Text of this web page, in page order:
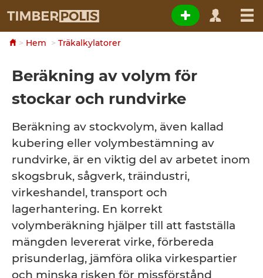
Hem Träkalkylatorer
Beräkning av volym för
stockar och rundvirke
Beräkning av stockvolym, även kallad
kubering eller volymbestämning av
rundvirke, är en viktig del av arbetet inom
skogsbruk, sågverk, träindustri,
virkeshandel, transport och
lagerhantering. En korrekt
volymberäkning hjälper till att fastställa
mängden levererat virke, förbereda
prisunderlag, jämföra olika virkespartier
och minska risken för missförstånd